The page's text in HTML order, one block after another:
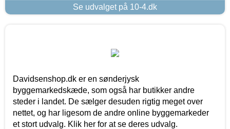
Se udvalget på 10-4.dk
Davidsenshop.dk er en sønderjysk
byggemarkedskæde, som også har butikker andre
steder i landet. De sælger desuden rigtig meget over
nettet, og har ligesom de andre online byggemarkeder
et stort udvalg. Klik her for at se deres udvalg.